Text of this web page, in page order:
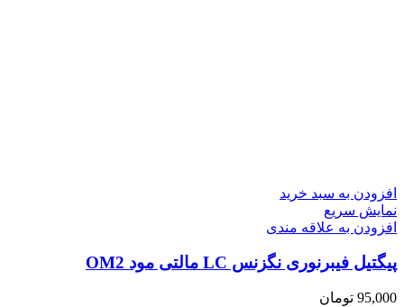
افزودن به سبد خرید
نمایش سریع
افزودن به علاقه مندی
پیگتیل فیبرنوری نگزنس LC مالتی مود OM2
95,000 تومان